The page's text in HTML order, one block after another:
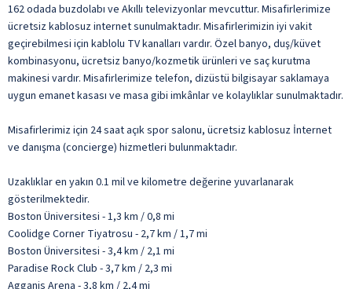
162 odada buzdolabı ve Akıllı televizyonlar mevcuttur. Misafirlerimize
ücretsiz kablosuz internet sunulmaktadır. Misafirlerimizin iyi vakit
geçirebilmesi için kablolu TV kanalları vardır. Özel banyo, duş/küvet
kombinasyonu, ücretsiz banyo/kozmetik ürünleri ve saç kurutma
makinesi vardır. Misafirlerimize telefon, dizüstü bilgisayar saklamaya
uygun emanet kasası ve masa gibi imkânlar ve kolaylıklar sunulmaktadır.
Misafirlerimiz için 24 saat açık spor salonu, ücretsiz kablosuz İnternet
ve danışma (concierge) hizmetleri bulunmaktadır.
Uzaklıklar en yakın 0.1 mil ve kilometre değerine yuvarlanarak
gösterilmektedir.
Boston Üniversitesi - 1,3 km / 0,8 mi
Coolidge Corner Tiyatrosu - 2,7 km / 1,7 mi
Boston Üniversitesi - 3,4 km / 2,1 mi
Paradise Rock Club - 3,7 km / 2,3 mi
Agganis Arena - 3,8 km / 2,4 mi